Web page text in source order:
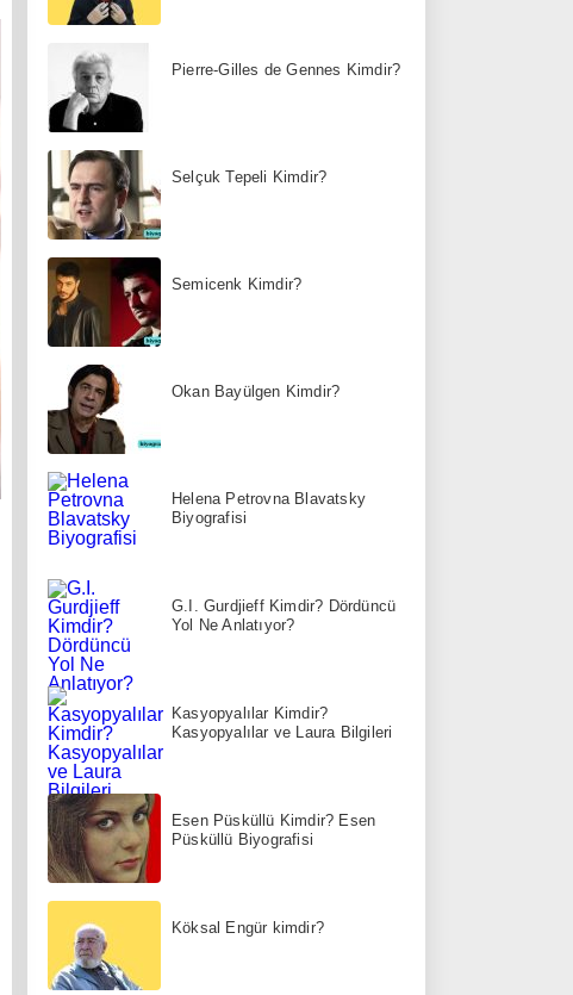
Pierre-Gilles de Gennes Kimdir?
Selçuk Tepeli Kimdir?
Semicenk Kimdir?
Okan Bayülgen Kimdir?
Helena Petrovna Blavatsky
Biyografisi
G.I. Gurdjieff Kimdir? Dördüncü
Yol Ne Anlatıyor?
Kasyopyalılar Kimdir?
Kasyopyalılar ve Laura Bilgileri
Esen Püsküllü Kimdir? Esen
Püsküllü Biyografisi
Köksal Engür kimdir?